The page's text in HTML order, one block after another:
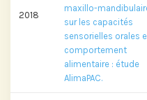
2018
maxillo-
sur les capacités
sensorielles orales
comportement
alimentaire : étude
AlimaPAC.